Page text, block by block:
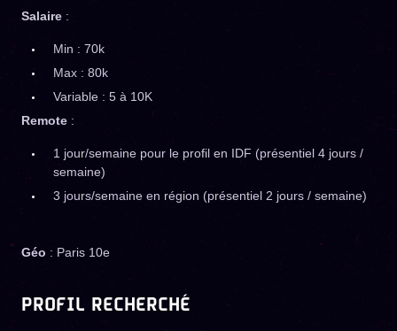
Salaire :
Min : 70k
Max : 80k
Variable : 5 à 10K
Remote :
1 jour/semaine pour le profil en IDF (présentiel 4 jours /
semaine)
3 jours/semaine en région (présentiel 2 jours / semaine)
Géo : Paris 10e
PROFIL RECHERCHÉ